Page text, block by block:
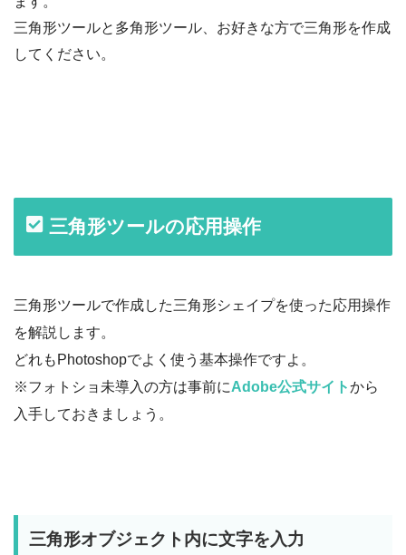
三角形ツールと多角形ツール、お好きな方で三角形を作成
してください。
三角形ツールの応用操作
三角形ツールで作成した三角形シェイプを使った応用操作
を解説します。
どれもPhotoshopでよく使う基本操作ですよ。
※フォトショ未導入の方は事前にAdobe公式サイトから
入手しておきましょう。
三角形オブジェクト内に文字を入力